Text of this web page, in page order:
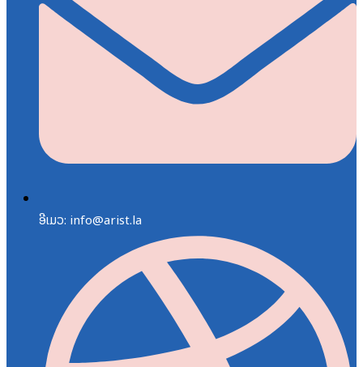
ອີເມວ: info@arist.la